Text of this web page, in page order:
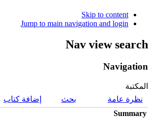
Skip to content
Jump to main navigation and login
Nav view search
Navigation
المكتبة
نظرة عامة
بحث
إضافة كتاب
Summary